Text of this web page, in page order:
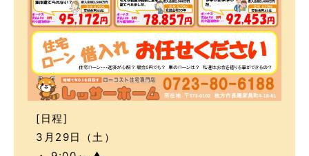
[日程]
3月29日（土）